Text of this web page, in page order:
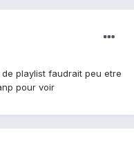
playlist faudrait peu etre
pour voir